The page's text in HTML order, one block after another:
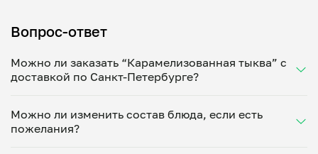
Вопрос-ответ
Можно ли заказать “Карамелизованная тыква” с
доставкой по Санкт-Петербурге?
Укажите удобное время — и получите свежее
домашнее блюдо в большой порции прямо с плиты.
Можно ли изменить состав блюда, если есть
пожелания?